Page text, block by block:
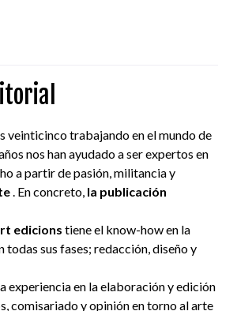
veinticinco trabajando en el mundo de
nos han ayudado a ser expertos en
a partir de pasión, militancia y
. En concreto, la publicación
edicions tiene el know-how en la
sus fases; redacción, diseño y
experiencia en la elaboración y edición
comisariado y opinión en torno al arte